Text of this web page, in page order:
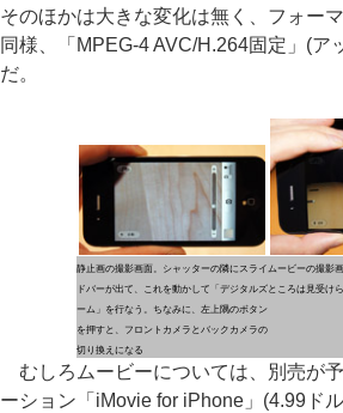
そのほかは大きな変化は無く、フォー
同様、「MPEG-4 AVC/H.264固定」(ア
だ。
静止画の撮影画面。シャッターの隣にスライ
ドバーが出て、これを動かして「デジタルズ
ーム」を行なう。ちなみに、左上隅のボタン
を押すと、フロントカメラとバックカメラの
切り換えになる
ムービーの撮影
ところは見受け
むしろムービーについては、別売が
ーション「iMovie for iPhone」(4.99ド